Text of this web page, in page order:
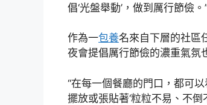
倡‘光盤舉動’，做到厲行節儉。
作為一包養名來自下層的社區
夜會提倡厲行節儉的濃重氣
“在每一個餐廳的門口，都可
擺放或張貼著‘粒粒不易、不倒